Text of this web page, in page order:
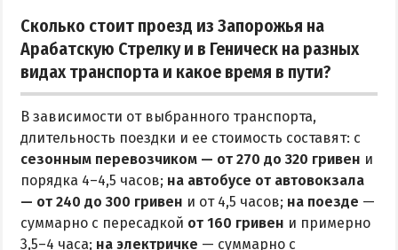
Сколько стоит проезд из Запорожья на
Арабатскую Стрелку и в Геническ на разных
видах транспорта и какое время в пути?
В зависимости от выбранного транспорта,
длительность поездки и ее стоимость составят: с
сезонным перевозчиком — от 270 до 320 гривен и
порядка 4–4,5 часов; на автобусе от автовокзала
— от 240 до 300 гривен и от 4,5 часов; на поезде —
суммарно с пересадкой от 160 гривен и примерно
3,5–4 часа; на электричке — суммарно с